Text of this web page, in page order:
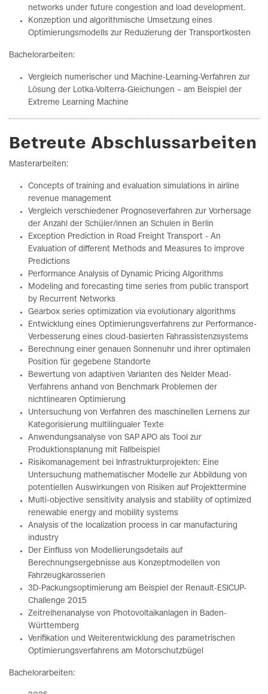
networks under future congestion and load development.
Konzeption und algorithmische Umsetzung eines
Optimierungsmodells zur Reduzierung der Transportkosten
Bachelorarbeiten:
Vergleich numerischer und Machine-Learning-Verfahren zur
Lösung der Lotka-Volterra-Gleichungen – am Beispiel der
Extreme Learning Machine
Betreute Abschlussarbeiten
Masterarbeiten:
Concepts of training and evaluation simulations in airline
revenue management
Vergleich verschiedener Prognoseverfahren zur Vorhersage
der Anzahl der Schüler/innen an Schulen in Berlin
Exception Prediction in Road Freight Transport - An
Evaluation of different Methods and Measures to improve
Predictions
Performance Analysis of Dynamic Pricing Algorithms
Modeling and forecasting time series from public transport
by Recurrent Networks
Gearbox series optimization via evolutionary algorithms
Entwicklung eines Optimierungsverfahrens zur Performance-
Verbesserung eines cloud-basierten Fahrassistenzsystems
Berechnung einer genauen Sonnenuhr und ihrer optimalen
Position für gegebene Standorte
Bewertung von adaptiven Varianten des Nelder Mead-
Verfahrens anhand von Benchmark Problemen der
nichtlinearen Optimierung
Untersuchung von Verfahren des maschinellen Lernens zur
Kategorisierung multilingualer Texte
Anwendungsanalyse von SAP APO als Tool zur
Produktionsplanung mit Fallbeispiel
Risikomanagement bei Infrastrukturprojekten: Eine
Untersuchung mathematischer Modelle zur Abbildung von
potentiellen Auswirkungen von Risiken auf Projekttermine
Multi-objective sensitivity analysis and stability of optimized
renewable energy and mobility systems
Analysis of the localization process in car manufacturing
industry
Der Einfluss von Modellierungsdetails auf
Berechnungsergebnisse aus Konzeptmodellen von
Fahrzeugkarosserien
3D-Packungsoptimierung am Beispiel der Renault-ESICUP-
Challenge 2015
Zeitreihenanalyse von Photovoltaikanlagen in Baden-
Württemberg
Verifikation und Weiterentwicklung des parametrischen
Optimierungsverfahrens am Motorschutzbügel
Bachelorarbeiten: